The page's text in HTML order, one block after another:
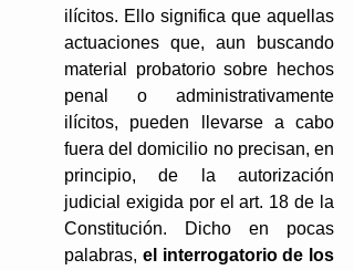
ilícitos. Ello significa que aquellas
actuaciones que, aun buscando
material probatorio sobre hechos
penal o administrativamente
ilícitos, pueden llevarse a cabo
fuera del domicilio no precisan, en
principio, de la autorización
judicial exigida por el art. 18 de la
Constitución. Dicho en pocas
palabras, el interrogatorio de los